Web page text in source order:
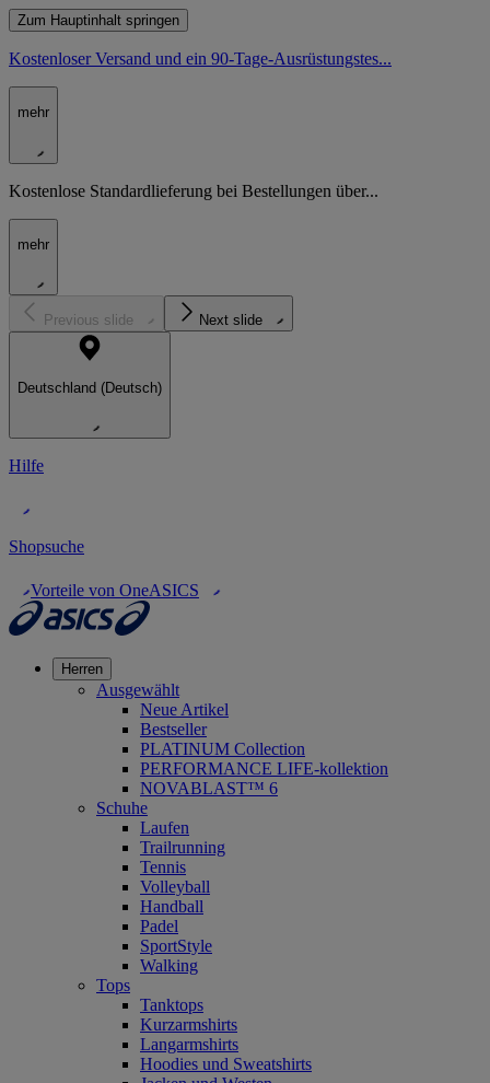
Zum Hauptinhalt springen
Kostenloser Versand und ein 90-Tage-Ausrüstungstes...
mehr
Kostenlose Standardlieferung bei Bestellungen über...
mehr
Previous slide Next slide
Deutschland (Deutsch)
Hilfe
Shopsuche
Vorteile von OneASICS
Herren
Ausgewählt
Neue Artikel
Bestseller
PLATINUM Collection
PERFORMANCE LIFE-kollektion
NOVABLAST™ 6
Schuhe
Laufen
Trailrunning
Tennis
Volleyball
Handball
Padel
SportStyle
Walking
Tops
Tanktops
Kurzarmshirts
Langarmshirts
Hoodies und Sweatshirts